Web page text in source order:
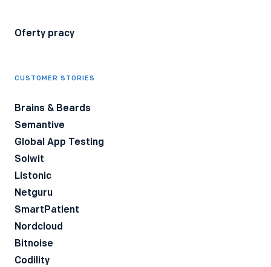
Oferty pracy
CUSTOMER STORIES
Brains & Beards
Semantive
Global App Testing
Solwit
Listonic
Netguru
SmartPatient
Nordcloud
Bitnoise
Codility